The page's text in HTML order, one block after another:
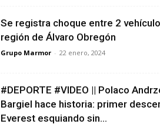
Se registra choque entre 2
región de Álvaro Obregón
Grupo Marmor - 22 enero, 2024
#DEPORTE #VIDEO || Polaco
Bargiel hace historia: primer
Everest esquiando sin...